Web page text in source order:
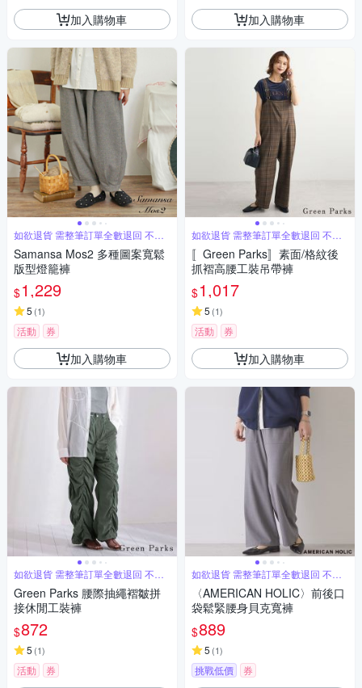
加入購物車
如欲退貨 需整筆訂單全數退回 不能
單退
Samansa Mos2 多種圖案寬鬆
版型燈籠褲
$1,229
5 (1)
活動 券
加入購物車
如欲退貨 需整筆訂單全數退回 不能
單退
Green Parks 腰際抽繩褶皺拼
接休閒工裝褲
$872
5 (1)
活動 券
加入購物車
如欲退貨 需整筆訂單全數退回 不能
單退
〚Green Parks〛素面/格紋後
抓褶高腰工裝吊帶褲
$1,017
5 (1)
活動 券
加入購物車
如欲退貨 需整筆訂單全數退回 不能
單退
〈AMERICAN HOLIC〉前後口
袋鬆緊腰身貝克寬褲
$889
5 (1)
挑戰低價 券